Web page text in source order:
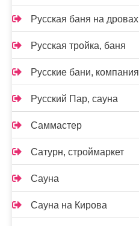
Русская баня на дровах
Русская тройка, баня
Русские бани, компания
Русский Пар, сауна
Саммастер
Сатурн, строймаркет
Сауна
Сауна на Кирова